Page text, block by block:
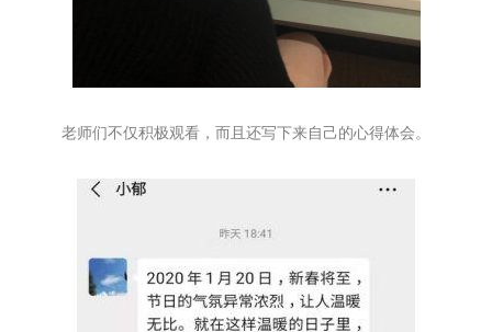
老师们不仅积极观看，而且还写下来自己的心得体会。